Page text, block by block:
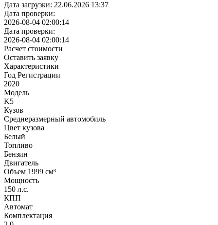
Дата загрузки: 22.06.2026 13:37
Дата проверки:
2026-08-04 02:00:14
Дата проверки:
2026-08-04 02:00:14
Расчет стоимости
Оставить заявку
Характеристики
Год Регистрации
2020
Модель
K5
Кузов
Среднеразмерный автомобиль
Цвет кузова
Белый
Топливо
Бензин
Двигатель
Объем 1999 см³
Мощность
150 л.с.
КПП
Автомат
Комплектация